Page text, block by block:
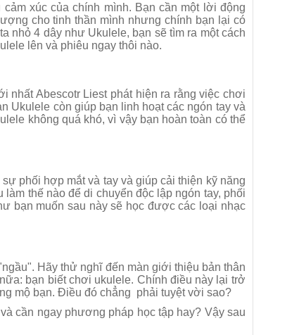
xúc của chính mình. Bạn cần một lời động
cho tinh thần mình nhưng chính bạn lại có
nhỏ 4 dây như Ukulele, bạn sẽ tìm ra một cách
lên và phiêu ngay thôi nào.
nhất Abescotr Liest phát hiện ra rằng việc chơi
Ukulele còn giúp bạn linh hoạt các ngón tay và
không quá khó, vì vậy bạn hoàn toàn có thể
phối hợp mắt và tay và giúp cải thiện kỹ năng
thế nào để di chuyển độc lập ngón tay, phối
bạn muốn sau này sẽ học được các loại nhạc
Hãy thử nghĩ đến màn giới thiệu bản thân
bạn biết chơi ukulele. Chính điều này lại trở
mộ bạn. Điều đó chẳng phải tuyệt vời sao?
cần ngay phương pháp học tập hay? Vậy sau